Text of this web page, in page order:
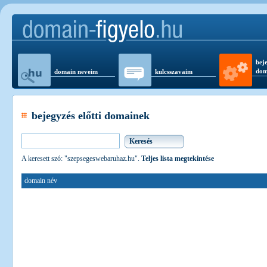
domain neveim kulcsszavaim
bejegyzés előtti domainek
A keresett szó: "szepsegeswebaruhaz.hu". Teljes lista megtekintése
domain név